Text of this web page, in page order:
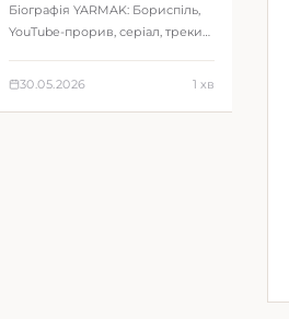
Біографія YARMAK: Бориспіль,
YouTube-прорив, серіал, треки
30.05.2026 1 хв